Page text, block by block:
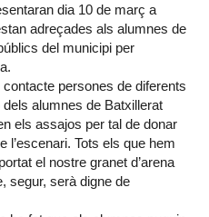
dia 10 de març a
adreçades als alumnes de
del municipi per
persones de diferents
alumnes de Batxillerat
els assajos per tal de donar
l’escenari. Tots els que hem
el nostre granet d’arena
segur, serà digne de